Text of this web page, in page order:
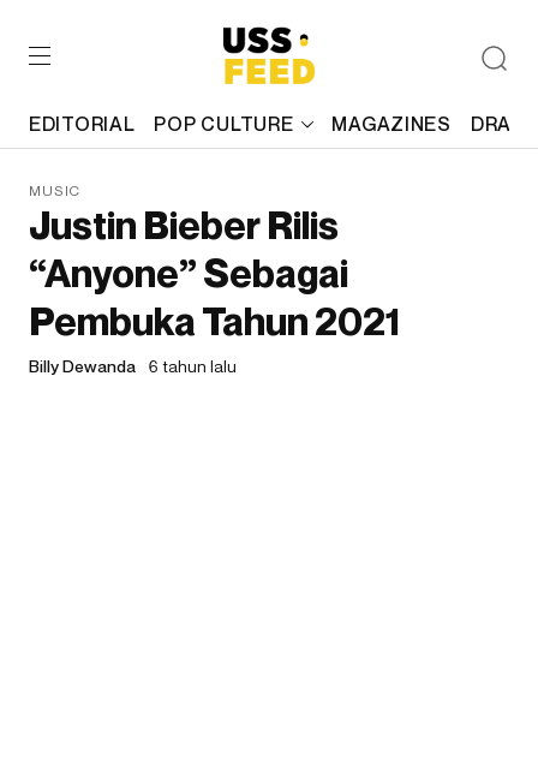
EDITORIAL POP CULTURE MAGAZINES
MUSIC
Justin Bieber Rilis
“Anyone” Sebagai
Pembuka Tahun 2021
Billy Dewanda 6 tahun lalu